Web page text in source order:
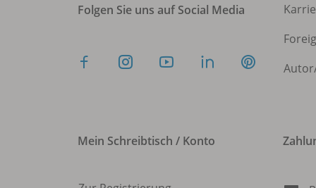
Folgen Sie uns auf Social Media
Mein Schreibtisch / Konto